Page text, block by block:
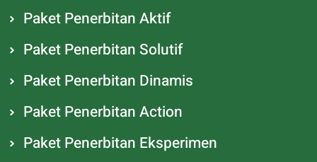
Paket Penerbitan Aktif
Paket Penerbitan Solutif
Paket Penerbitan Dinamis
Paket Penerbitan Action
Paket Penerbitan Eksperimen